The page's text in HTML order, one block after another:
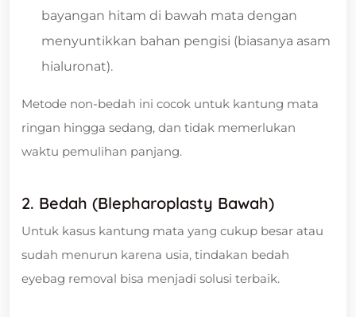
bayangan hitam di bawah mata dengan
menyuntikkan bahan pengisi (biasanya asam
hialuronat).
Metode non-bedah ini cocok untuk kantung mata
ringan hingga sedang, dan tidak memerlukan
waktu pemulihan panjang.
2. Bedah (Blepharoplasty Bawah)
Untuk kasus kantung mata yang cukup besar atau
sudah menurun karena usia, tindakan bedah
eyebag removal bisa menjadi solusi terbaik.